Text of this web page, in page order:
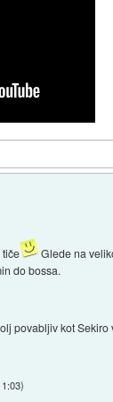
tiče
Glede na
do bossa.
povabljiv kot
)